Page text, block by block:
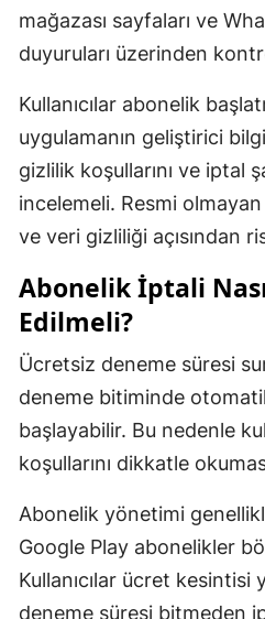
mağazası sayfaları ve
duyuruları üzerinden
Kullanıcılar abonelik
uygulamanın geliştirici
gizlilik koşullarını ve iptal
incelemeli. Resmi
ve veri gizliliği açısından
Abonelik İptali
Edilmeli?
Ücretsiz deneme süresi
deneme bitiminde
başlayabilir. Bu nedenle
koşullarını dikkatle
Abonelik yönetimi
Google Play abonelikler
Kullanıcılar ücret
deneme süresi bitmeden